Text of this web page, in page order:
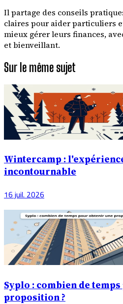
Il partage des conseils
claires pour aider particuliers
mieux gérer leurs finances,
et bienveillant.
Sur le même sujet
Wintercamp :
incontournable
16 juil. 2026
Syplo : combien de
proposition ?